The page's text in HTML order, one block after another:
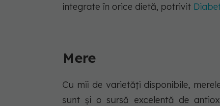
integrate în orice dietă, potrivit
Mere
Cu mii de varietăți disponibile,
sunt și o sursă excelentă de